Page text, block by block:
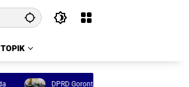
TOPIK
DPRD Gorontalo Kawal Program Tulabolo